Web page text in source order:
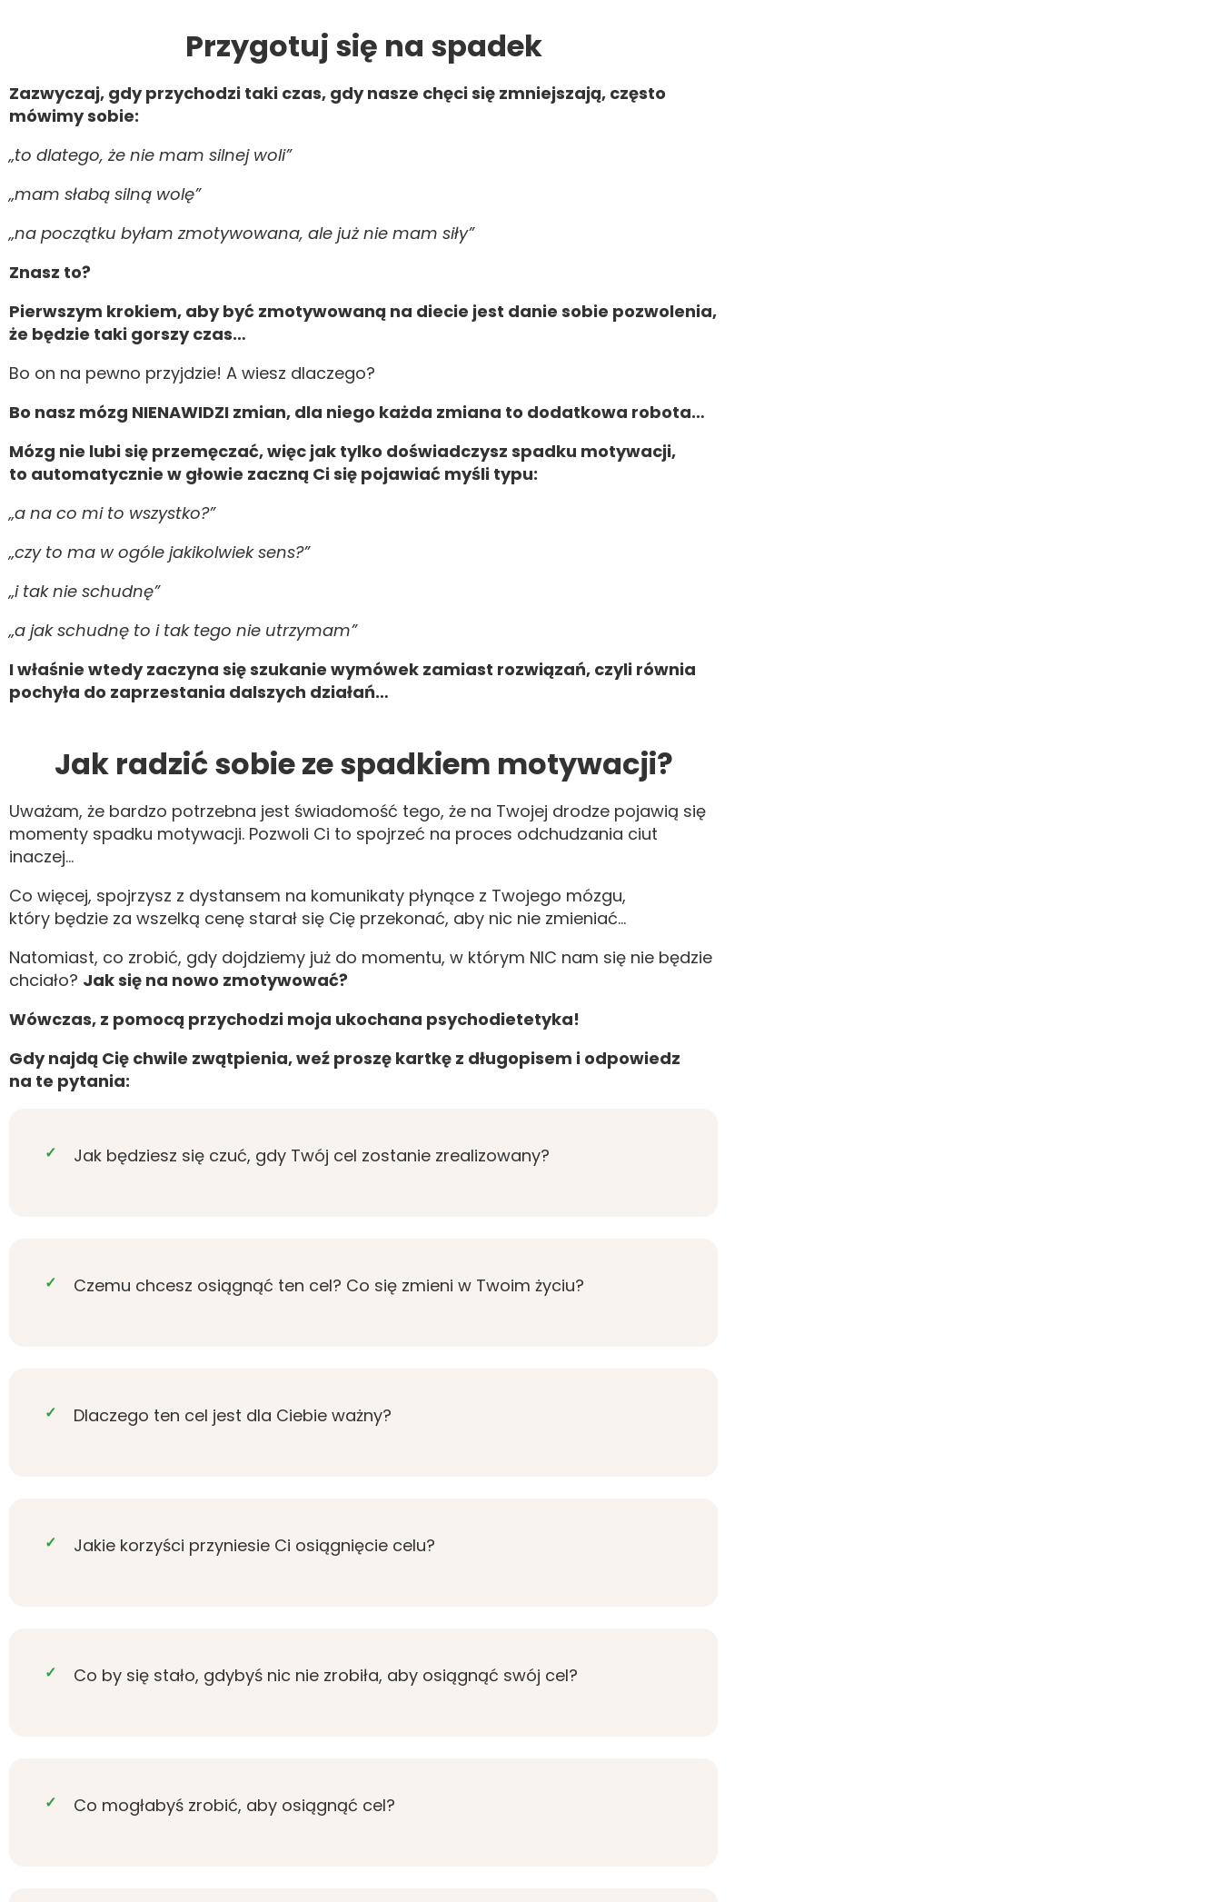
Przygotuj się na spadek
Zazwyczaj, gdy przychodzi taki czas, gdy nasze chęci się zmniejszają, często
mówimy sobie:
„to dlatego, że nie mam silnej woli”
„mam słabą silną wolę”
„na początku byłam zmotywowana, ale już nie mam siły”
Znasz to?
Pierwszym krokiem, aby być zmotywowaną na diecie jest danie sobie pozwolenia,
że będzie taki gorszy czas…
Bo on na pewno przyjdzie! A wiesz dlaczego?
Bo nasz mózg NIENAWIDZI zmian, dla niego każda zmiana to dodatkowa robota…
Mózg nie lubi się przemęczać, więc jak tylko doświadczysz spadku motywacji,
to automatycznie w głowie zaczną Ci się pojawiać myśli typu:
„a na co mi to wszystko?”
„czy to ma w ogóle jakikolwiek sens?”
„i tak nie schudnę”
„a jak schudnę to i tak tego nie utrzymam”
I właśnie wtedy zaczyna się szukanie wymówek zamiast rozwiązań, czyli równia
pochyła do zaprzestania dalszych działań…
Jak radzić sobie ze spadkiem motywacji?
Uważam, że bardzo potrzebna jest świadomość tego, że na Twojej drodze pojawią się
momenty spadku motywacji. Pozwoli Ci to spojrzeć na proces odchudzania ciut
inaczej…
Co więcej, spojrzysz z dystansem na komunikaty płynące z Twojego mózgu,
który będzie za wszelką cenę starał się Cię przekonać, aby nic nie zmieniać…
Natomiast, co zrobić, gdy dojdziemy już do momentu, w którym NIC nam się nie będzie
chciało? Jak się na nowo zmotywować?
Wówczas, z pomocą przychodzi moja ukochana psychodietetyka!
Gdy najdą Cię chwile zwątpienia, weź proszę kartkę z długopisem i odpowiedz
na te pytania:
Jak będziesz się czuć, gdy Twój cel zostanie zrealizowany?
Czemu chcesz osiągnąć ten cel? Co się zmieni w Twoim życiu?
Dlaczego ten cel jest dla Ciebie ważny?
Jakie korzyści przyniesie Ci osiągnięcie celu?
Co by się stało, gdybyś nic nie zrobiła, aby osiągnąć swój cel?
Co mogłabyś zrobić, aby osiągnąć cel?